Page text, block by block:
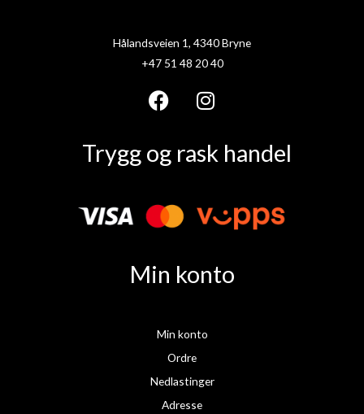
Hålandsveien 1, 4340 Bryne
+47 51 48 20 40
F
c
b
o
I
s
g
m
Trygg og rask handel
Min konto
Min konto
Ordre
Nedlastinger
Adresse